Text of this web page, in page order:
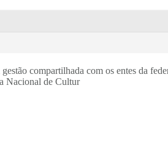
compartilhada com os entes da
Nacional de Cultur